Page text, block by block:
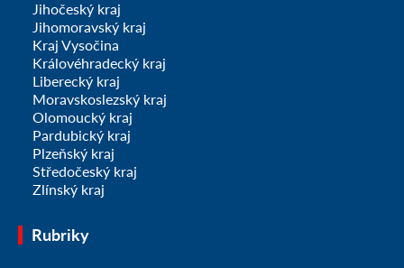
Jihočeský kraj
Jihomoravský kraj
Kraj Vysočina
Královéhradecký kraj
Liberecký kraj
Moravskoslezský kraj
Olomoucký kraj
Pardubický kraj
Plzeňský kraj
Středočeský kraj
Zlínský kraj
Rubriky